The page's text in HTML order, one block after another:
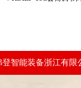
智能装备浙江有限